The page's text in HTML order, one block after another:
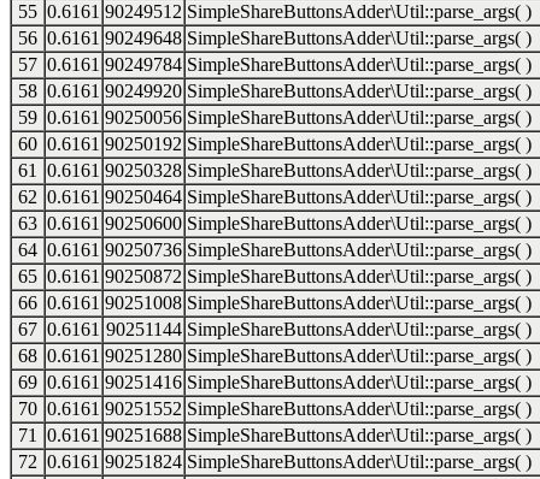
55 0.6161 90249512 SimpleShareButtonsAdder\Util::parse_args( )
56 0.6161 90249648 SimpleShareButtonsAdder\Util::parse_args( )
57 0.6161 90249784 SimpleShareButtonsAdder\Util::parse_args( )
58 0.6161 90249920 SimpleShareButtonsAdder\Util::parse_args( )
59 0.6161 90250056 SimpleShareButtonsAdder\Util::parse_args( )
60 0.6161 90250192 SimpleShareButtonsAdder\Util::parse_args( )
61
0.6161 90250328 SimpleShareButtonsAdder\Util::parse_args( )
62 0.6161 90250464 SimpleShareButtonsAdder\Util::parse_args( )
63 0.6161 90250600 SimpleShareButtonsAdder\Util::parse_args( )
64 0.6161 90250736 SimpleShareButtonsAdder\Util::parse_args( )
65 0.6161 90250872 SimpleShareButtonsAdder\Util::parse_args( )
66 0.6161 90251008 SimpleShareButtonsAdder\Util::parse_args( )
67 0.6161 90251144 SimpleShareButtonsAdder\Util::parse_args( )
68 0.6161 90251280 SimpleShareButtonsAdder\Util::parse_args( )
69 0.6161 90251416 SimpleShareButtonsAdder\Util::parse_args( )
70 0.6161 90251552 SimpleShareButtonsAdder\Util::parse_args( )
71
0.6161 90251688 SimpleShareButtonsAdder\Util::parse_args( )
72 0.6161 90251824 SimpleShareButtonsAdder\Util::parse_args( )